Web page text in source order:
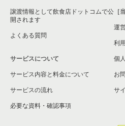
譲渡情報として飲食店ドットコムで公
開されます
よくある質問
サービスについて
サービス内容と料金について
サービスの流れ
必要な資料・確認事項
［
運
利
個
お
サ